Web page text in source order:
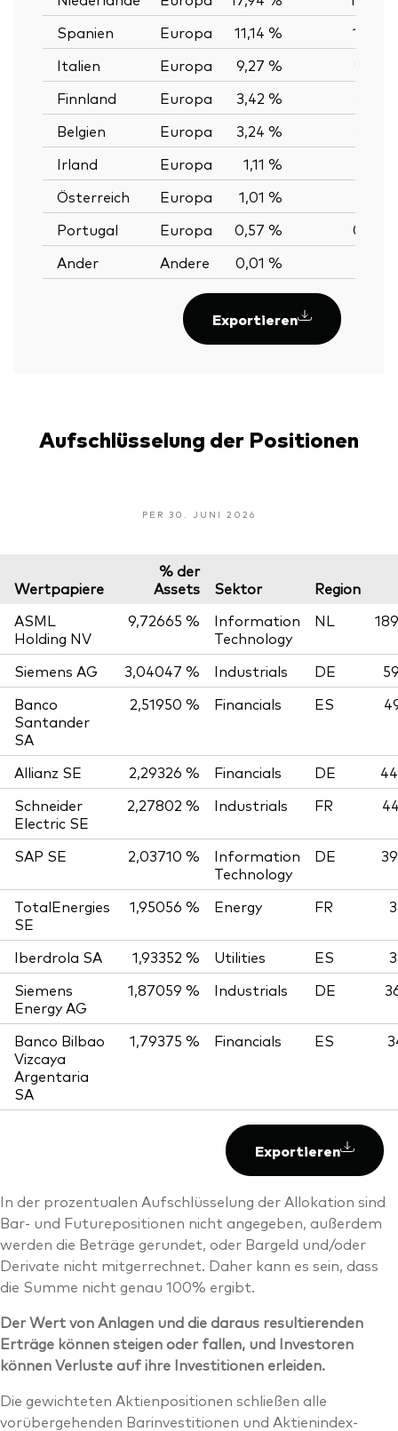
Spanien
Europa 11,14 %
11,18
Italien
Europa 9,27 %
9,27
Finnland
Europa 3,42 %
Belgien
Europa 3,24 %
Irland
Europa 1,11 %
Österreich
Europa 1,01 %
Portugal
Europa 0,57 %
0,57
Ander
Andere 0,01 %
Exportieren
Aufschlüsselung der Positionen
PER 30. JUNI 2026
Wertpapiere
% der
Assets
Sektor
Region
ASML
Holding NV
9,72665 %
Information
Technology
NL
Siemens AG 3,04047 % Industrials DE
Banco
Santander
SA
2,51950 % Financials ES
Allianz SE 2,29326 % Financials DE
Schneider
Electric SE
2,27802 % Industrials FR
SAP SE 2,03710 %
Information
Technology
DE
TotalEnergies
SE
1,95056 % Energy FR
Iberdrola SA 1,93352 % Utilities ES
Siemens
Energy AG
1,87059 % Industrials DE
Banco Bilbao
Vizcaya
Argentaria
SA
1,79375 % Financials ES
Exportieren
In der prozentualen Aufschlüsselung der Allokation sind
Bar- und Futurepositionen nicht angegeben, außerdem
werden die Beträge gerundet, oder Bargeld und/oder
Derivate nicht mitgerrechnet. Daher kann es sein, dass
die Summe nicht genau 100% ergibt.
Der Wert von Anlagen und die daraus resultierenden
Erträge können steigen oder fallen, und Investoren
können Verluste auf ihre Investitionen erleiden.
Die gewichteten Aktienpositionen schließen alle
vorübergehenden Barinvestitionen und Aktienindex-